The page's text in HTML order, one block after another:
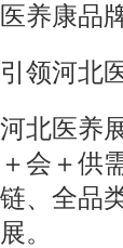
医养康品
引领河北
河北医养
＋会＋供
链、全品
展。